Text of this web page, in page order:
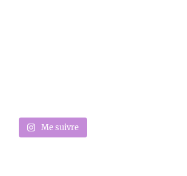
Me suivre